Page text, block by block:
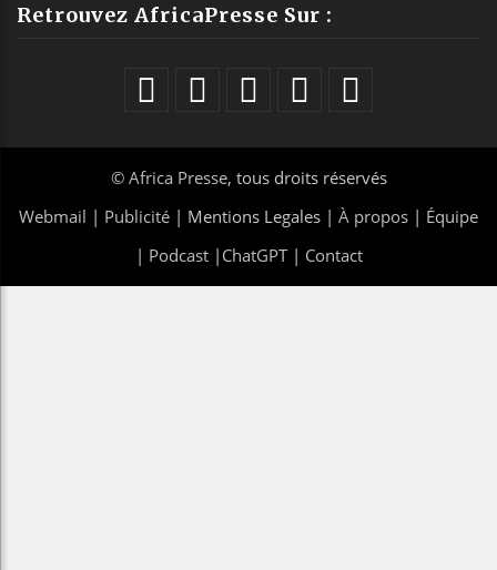
Retrouvez AfricaPresse Sur :
© Africa Presse, tous droits réservés
Webmail | Publicité | Mentions Legales | À propos | Équipe
| Podcast| ChatGPT| Contact